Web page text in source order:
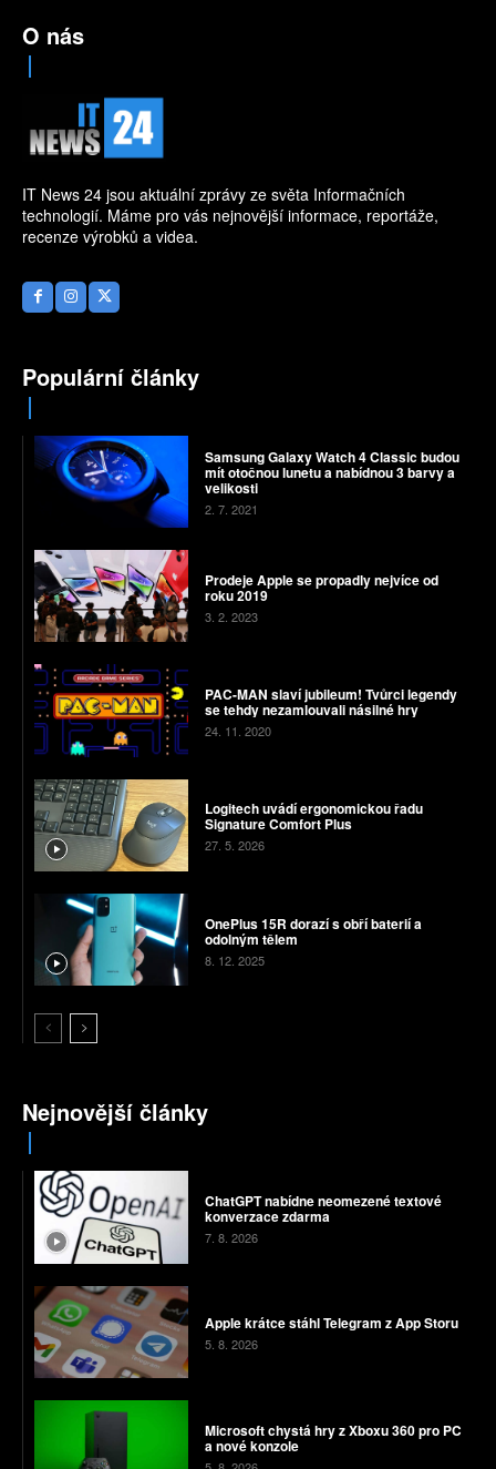
O nás
IT News 24 jsou aktuální zprávy ze světa Informačních
technologií. Máme pro vás nejnovější informace, reportáže,
recenze výrobků a videa.
Populární články
Samsung Galaxy Watch 4 Classic budou
mít otočnou lunetu a nabídnou 3 barvy a
velikosti
2. 7. 2021
Prodeje Apple se propadly nejvíce od
roku 2019
3. 2. 2023
PAC-MAN slaví jubileum! Tvůrci legendy
se tehdy nezamlouvali násilné hry
24. 11. 2020
Logitech uvádí ergonomickou řadu
Signature Comfort Plus
27. 5. 2026
OnePlus 15R dorazí s obří baterií a
odolným tělem
8. 12. 2025
Nejnovější články
ChatGPT nabídne neomezené textové
konverzace zdarma
7. 8. 2026
Apple krátce stáhl Telegram z App Storu
5. 8. 2026
Microsoft chystá hry z Xboxu 360 pro PC
a nové konzole